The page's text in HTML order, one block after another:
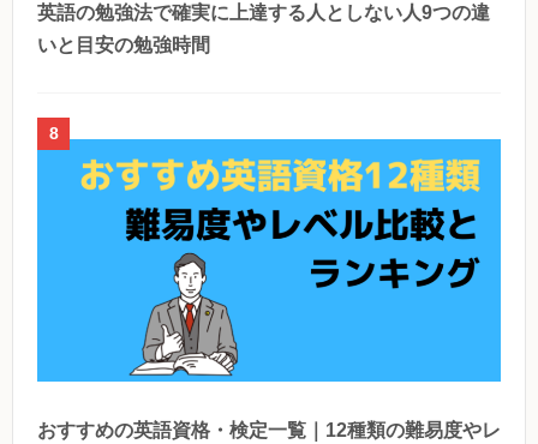
英語の勉強法で確実に上達する人としない人9つの違
いと目安の勉強時間
8
おすすめの英語資格・検定一覧｜12種類の難易度やレ